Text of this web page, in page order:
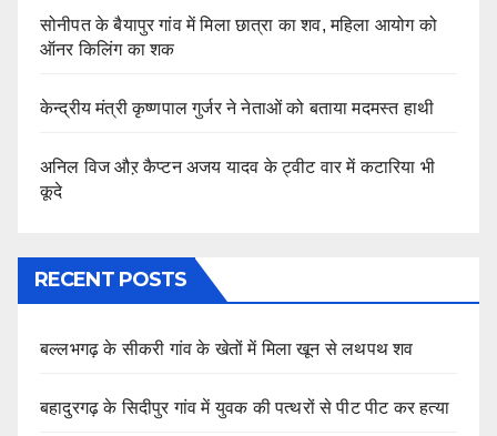
सोनीपत के बैयापुर गांव में मिला छात्रा का शव, महिला आयोग को
ऑनर किलिंग का शक
केन्द्रीय मंत्री कृष्णपाल गुर्जर ने नेताओं को बताया मदमस्त हाथी
अनिल विज औऱ कैप्टन अजय यादव के ट्वीट वार में कटारिया भी
कूदे
RECENT POSTS
बल्लभगढ़ के सीकरी गांव के खेतों में मिला खून से लथपथ शव
बहादुरगढ़ के सिदीपुर गांव में युवक की पत्थरों से पीट पीट कर हत्या